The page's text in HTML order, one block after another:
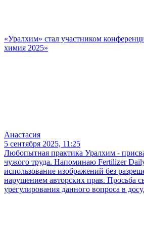
«Уралхим» стал участником
химия 2025»
Анастасия
5 сентября 2025, 11:25
Любопытная практика Уралхим -
чужого труда. Напоминаю Fertilizer
использование изображений без
нарушением авторских прав. Просьба
урегулирования данного вопроса в